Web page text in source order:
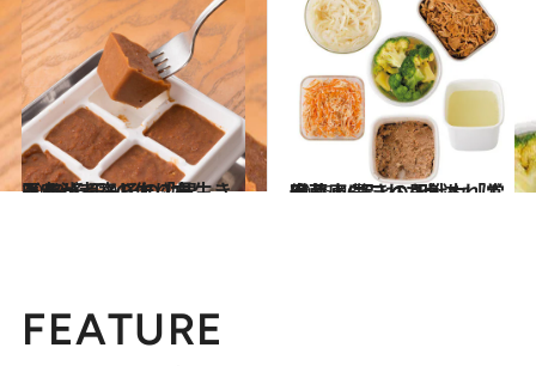
2018.12.29
医者が考案した「長生きみそ汁」 みその効果と“みそ玉”の作り方
グルメ 2016.4.15
冷蔵庫にこれさえあれば安心！ 驚きの即戦力「常備菜」6品レシピ
グルメ
FEATURE